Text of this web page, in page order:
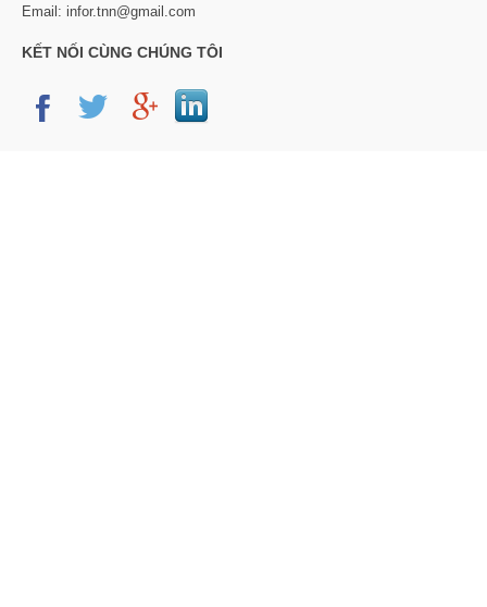
Email: infor.tnn@gmail.com
KẾT NỐI CÙNG CHÚNG TÔI